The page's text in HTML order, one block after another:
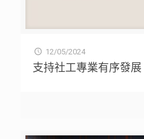
12/05/2024
支持社工專業有序發展